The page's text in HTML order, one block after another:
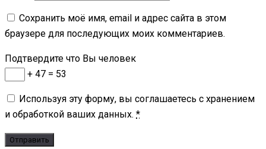
Сохранить моё имя, email и адрес сайта в этом
браузере для последующих моих комментариев.
Подтвердите что Вы человек
+ 47 = 53
Используя эту форму, вы соглашаетесь с хранением
и обработкой ваших данных. *